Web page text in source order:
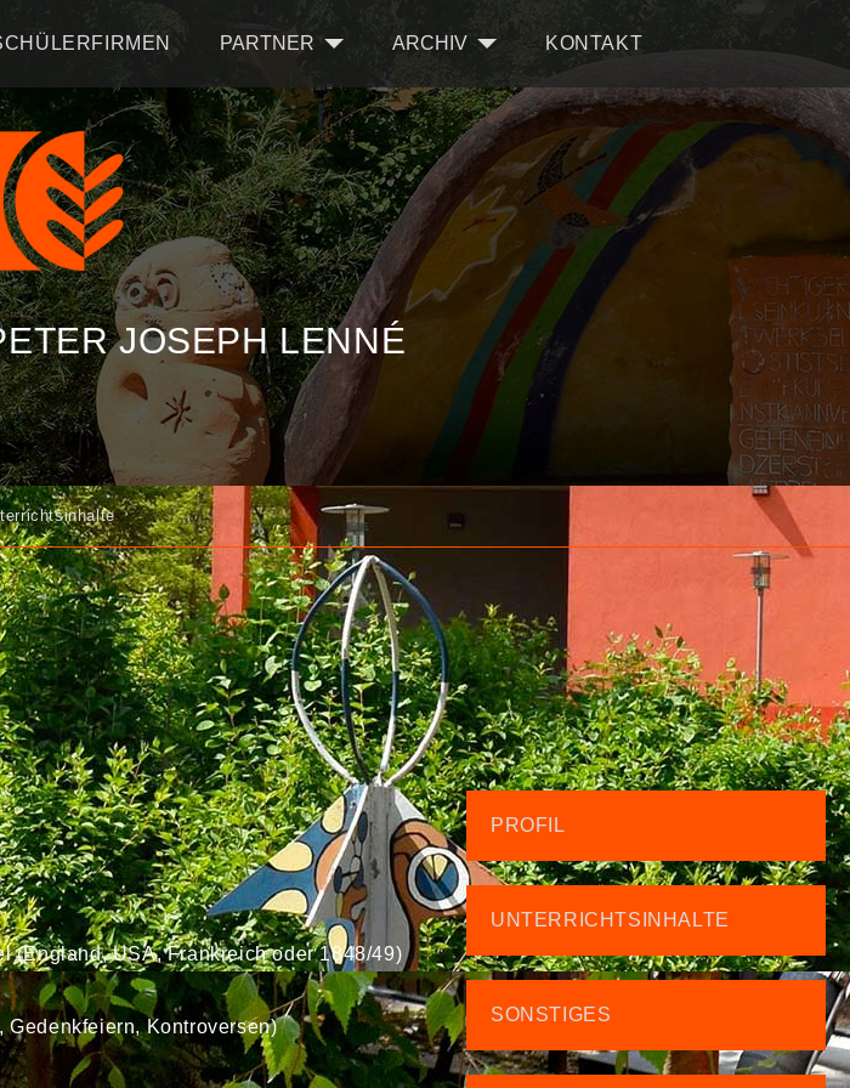
PARTNER ARCHIV KONTAKT
JOSEPH LENNÉ
(England, USA, Frankreich oder 1848/49)
Kontroversen)
PROFIL
UNTERRICHTSINHALTE
SONSTIGES